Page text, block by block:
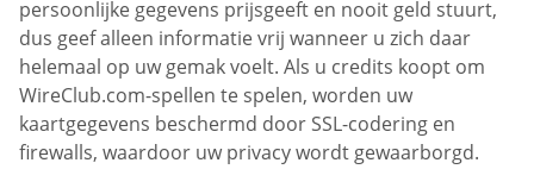
persoonlijke gegevens prijsgeeft en nooit geld stuurt,
dus geef alleen informatie vrij wanneer u zich daar
helemaal op uw gemak voelt. Als u credits koopt om
WireClub.com-spellen te spelen, worden uw
kaartgegevens beschermd door SSL-codering en
firewalls, waardoor uw privacy wordt gewaarborgd.